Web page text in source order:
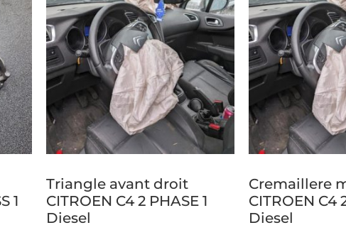
1
Triangle avant droit
CITROEN C4 2 PHASE 1
Diesel
Cremaillere
CITROEN C4
Diesel